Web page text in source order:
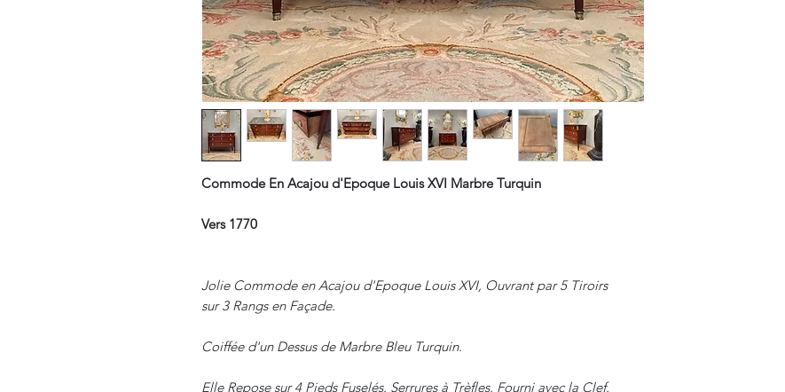
Commode En Acajou d'Epoque Louis XVI Marbre Turquin
Vers 1770
Jolie Commode en Acajou d'Epoque Louis XVI, Ouvrant par 5 Tiroirs
sur 3 Rangs en Façade.
Coiffée d'un Dessus de Marbre Bleu Turquin.
Elle Repose sur 4 Pieds Fuselés. Serrures à Trèfles, Fourni avec la Clef.